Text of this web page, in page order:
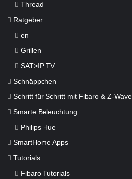
Thread
Ratgeber
en
Grillen
SAT>IP TV
Schnäppchen
Schritt für Schritt mit Fibaro & Z-Wave
Smarte Beleuchtung
Philips Hue
SmartHome Apps
Tutorials
Fibaro Tutorials